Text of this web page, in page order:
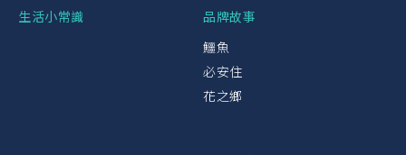
生活小常識
品牌故事
鱷魚
必安住
花之鄉